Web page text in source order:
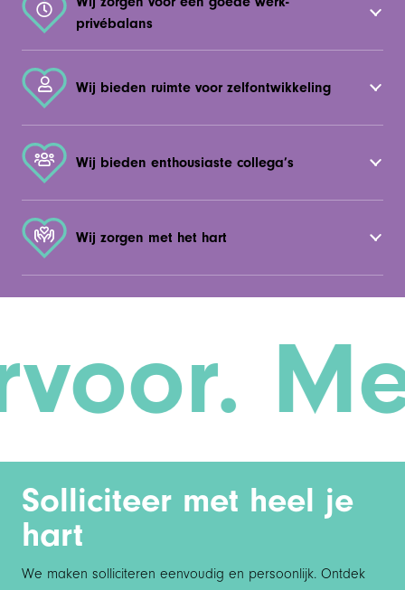
privébalans
Wij bieden ruimte voor zelfontwikkeling
Wij bieden enthousiaste collega’s
Wij zorgen met het hart
Solliciteer met heel je
hart
We maken solliciteren eenvoudig en persoonlijk. Ontdek